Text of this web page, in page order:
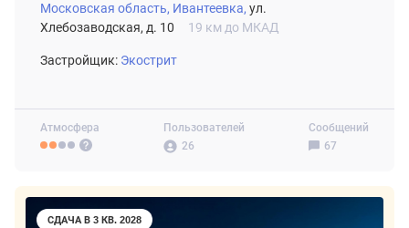
Атмосфера
Пользователей
26
Сообщений
67
Московская область, Ивантеевка, ул.
Хлебозаводская, д. 10
19 км до МКАД
Застройщик: Экострит
СДАЧА В 3 КВ. 2028